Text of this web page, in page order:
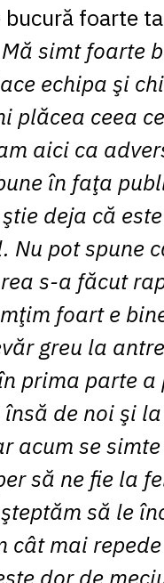
foarte
simt foarte
echipa şi
plăcea ceea
aici ca
în faţa
deja că
Nu pot spune
s-a făcut
foart e
greu la
prima parte
de noi şi
acum se
să ne fie la
să le
cât mai